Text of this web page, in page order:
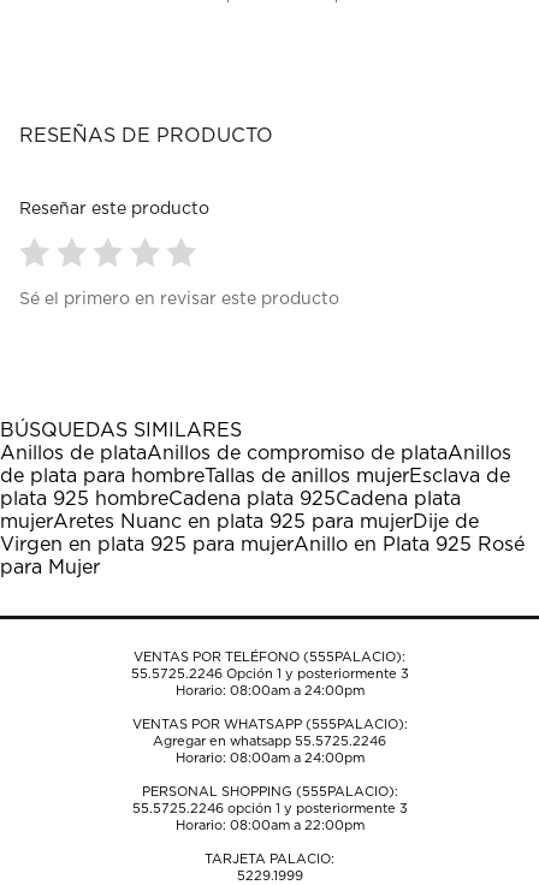
RESEÑAS DE PRODUCTO
Reseñar este producto
para
1
estrella
Esta
acción
abrirá
el
formulario
de
para
estrellas.
Esta
acción
abrirá
el
formulario
de
para
estrellas.
Esta
acción
abrirá
el
formulario
de
para
estrellas.
Esta
acción
abrirá
el
formulario
para
estrellas.
Esta
acción
abrirá
el
formulario
Sé el primero en revisar este producto
BÚSQUEDAS SIMILARES
Anillos de plataAnillos de compromiso de plataAnillos
de plata para hombreTallas de anillos mujerEsclava de
plata 925 hombreCadena plata 925Cadena plata
mujerAretes Nuanc en plata 925 para mujerDije de
Virgen en plata 925 para mujerAnillo en Plata 925 Rosé
para Mujer
VENTAS POR TELÉFONO (555PALACIO):
55.5725.2246Opción 1 y posteriormente 3
Horario: 08:00am a 24:00pm
VENTAS POR WHATSAPP (555PALACIO):
Agregar en whatsapp 55.5725.2246
Horario: 08:00am a 24:00pm
PERSONAL SHOPPING (555PALACIO):
55.5725.2246opción 1 y posteriormente 3
Horario: 08:00am a 22:00pm
TARJETA PALACIO:
5229.1999